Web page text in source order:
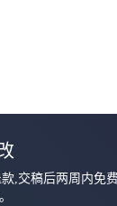
,交稿后两周内免